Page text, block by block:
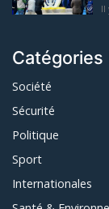
Il
Catégories
Société
Sécurité
Politique
Sport
Internationales